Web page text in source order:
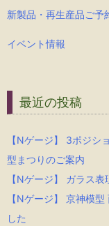
新製品・再生産品ご予
イベント情報
最近の投稿
【Nゲージ】 3ポジシ
型まつりのご案内
【Nゲージ】 ガラス
【Nゲージ】 京神模
した